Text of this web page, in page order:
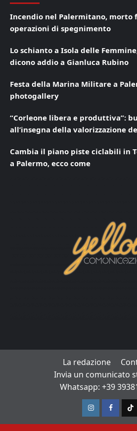
Incendio nel Palermitano, morto
operazioni di spegnimento
Lo schianto a Isola delle
dicono addio a Gianluca Rubino
Festa della Marina Militare a
photogallery
“Corleone libera e produttiva”:
all’insegna della valorizzazione
Cambia il piano piste ciclabili in
a Palermo, ecco come
La redazione
Invia un comunicato
Whatsapp: +39
Instagram